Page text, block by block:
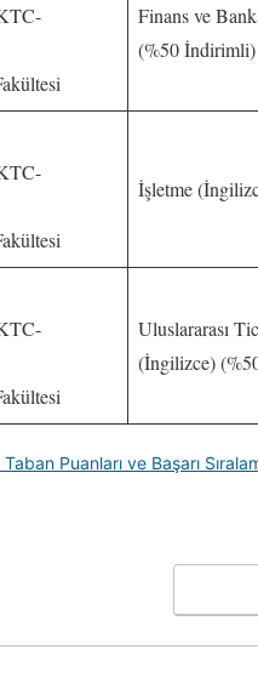
Finans ve
(%50 İndirimli)
İşletme
Uluslararası
(İngilizce)
Puanları ve Başarı